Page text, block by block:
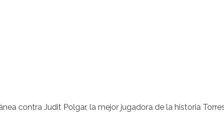
contra Judit Polgar, la mejor jugadora de la historia